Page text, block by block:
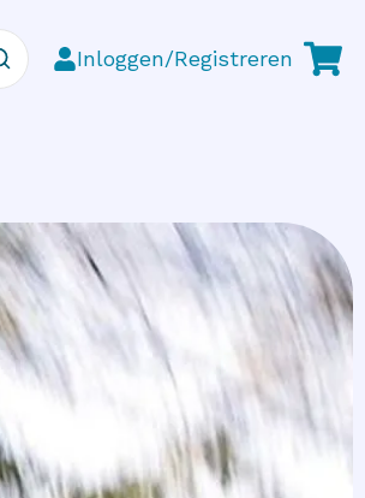
Inloggen/Registreren